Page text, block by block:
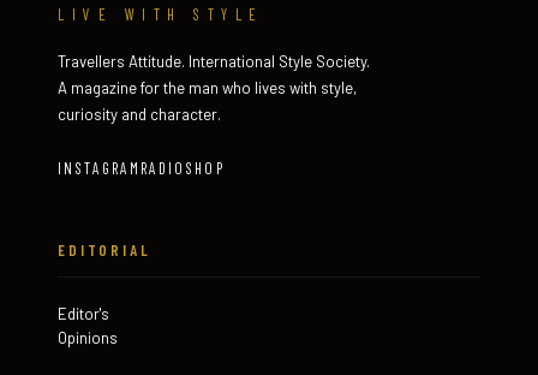
LIVE WITH STYLE
Travellers Attitude. International Style Society.
A magazine for the man who lives with style,
curiosity and character.
INSTAGRAM RADIO SHOP
EDITORIAL
Editor's
Opinions